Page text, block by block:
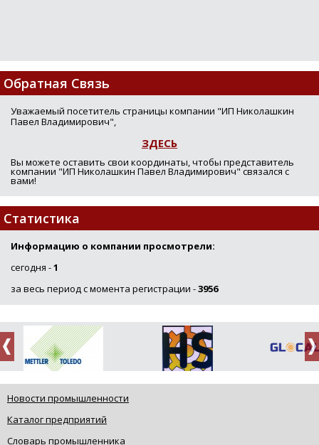
Обратная Связь
Уважаемый посетитель страницы компании "ИП Николашкин
Павел Владимирович",
ЗДЕСЬ
Вы можете оставить свои координаты, чтобы представитель
компании "ИП Николашкин Павел Владимирович" связался с
вами!
Статистика
Информацию о компании просмотрели:
сегодня -1
за весь период с момента регистрации -3956
Новости промышленности
Каталог предприятий
Словарь промышленника